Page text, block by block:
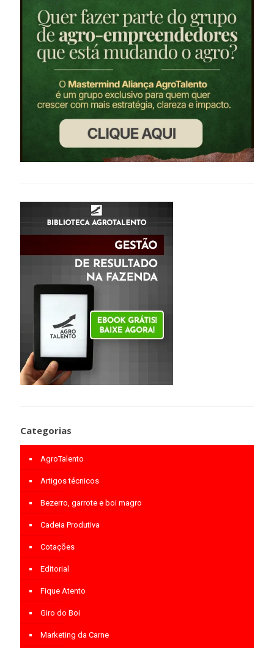
Categorias
AgroTalento
Artigos técnicos
Bezerro, garrote e boi magro
Cadeia Produtiva
Cotações
Editorial
Fique Atento
Giro do Boi
Marketing da Carne